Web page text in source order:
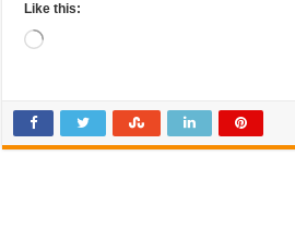
Like this:
Loading…